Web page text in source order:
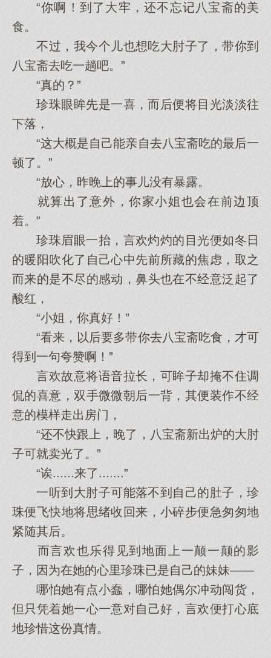
“你啊！到了大牢，还不忘记八宝斋的美
食。
不过，我今个儿也想吃大肘子了，带你到
八宝斋去吃一趟吧。”
“真的？”
珍珠眼眸先是一喜，而后便将目光淡淡往
下落，
“这大概是自己能亲自去八宝斋吃的最后一
顿了。”
“放心，昨晚上的事儿没有暴露。
就算出了意外，你家小姐也会在前边顶
着。”
珍珠眉眼一抬，言欢灼灼的目光便如冬日
的暖阳吹化了自己心中先前所藏的焦虑，取之
而来的是不尽的感动，鼻头也在不经意泛起了
酸红，
“小姐，你真好！”
“看来，以后要多带你去八宝斋吃食，才可
得到一句夸赞啊！”
言欢故意将语音拉长，可眸子却掩不住调
侃的喜意，双手微微朝后一背，其便装作不经
意的模样走出房门，
“还不快跟上，晚了，八宝斋新出炉的大肘
子可就卖光了。”
“诶......来了.......”
一听到大肘子可能落不到自己的肚子，珍
珠便飞快地将思绪收回来，小碎步便急匆匆地
紧随其后。
而言欢也乐得见到地面上一颠一颠的影
子，因为在她的心里珍珠已是自己的妹妹——
哪怕她有点小蠢，哪怕她偶尔冲动闯货，
但只凭着她一心一意对自己好，言欢便打心底
地珍惜这份真情。